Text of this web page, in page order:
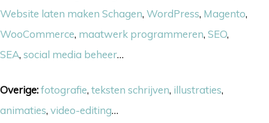
Website laten maken Schagen, WordPress, Magento,
WooCommerce, maatwerk programmeren, SEO,
SEA, social media beheer…
Overige:fotografie, teksten schrijven, illustraties,
animaties, video-editing…